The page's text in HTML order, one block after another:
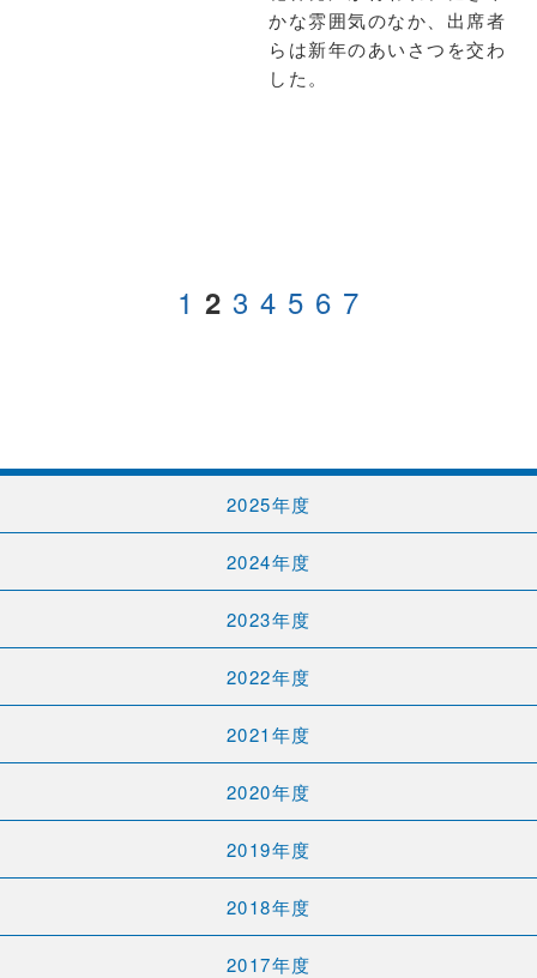
かな雰囲気のなか、出席者
らは新年のあいさつを交わ
した。
1 2 3 4 5 6 7
2025年度
2024年度
2023年度
2022年度
2021年度
2020年度
2019年度
2018年度
2017年度